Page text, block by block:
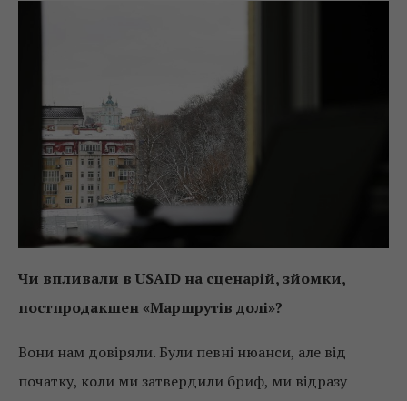
Чи впливали в USAID на сценарій, зйомки,
постпродакшен «Маршрутів долі»?
Вони нам довіряли. Були певні нюанси, але від
початку, коли ми затвердили бриф, ми відразу